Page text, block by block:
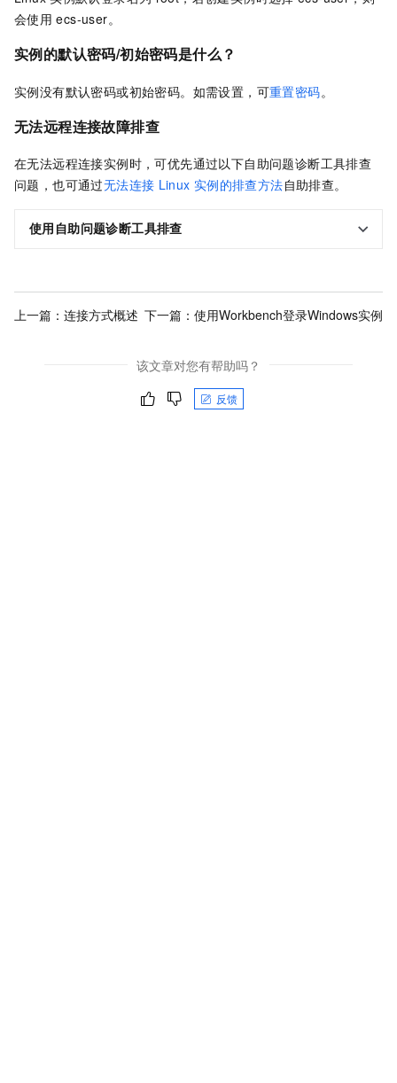
会使用 ecs-user。
实例的默认密码/初始密码是什么？
实例没有默认密码或初始密码。如需设置，可重置密码。
无法远程连接故障排查
在无法远程连接实例时，可优先通过以下自助问题诊断工具排查
问题，也可通过无法连接 Linux 实例的排查方法自助排查。
使用自助问题诊断工具排查
上一篇： 连接方式概述 下一篇： 使用Workbench登录Windows实例
该文章对您有帮助吗？
反馈